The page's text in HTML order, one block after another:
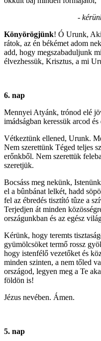
-
Könyörögjünk! Ó Urunk,
rátok, az én békémet adom
add, hogy megszabaduljunk
élvezhessük, Krisztus, a mi
6. nap
Mennyei Atyánk, trónod elé
imádságban keressük arcod
Vétkeztünk ellened, Urunk.
Nem szerettünk Téged teljes
erőnkből. Nem szerettük
szeretjük.
Bocsáss meg nekünk,
el a bûnbánat lelkét, hadd
fel az ébredés tisztító tûze a
Terjedjen át minden
országunkban és az egész
Kérünk, hogy teremts
gyümölcsöket termő rossz
hogy istenfélő vezetőket és
minden szinten, a nem tőled
országod, legyen meg a Te
földön is!
Jézus nevében. Ámen.
5. nap